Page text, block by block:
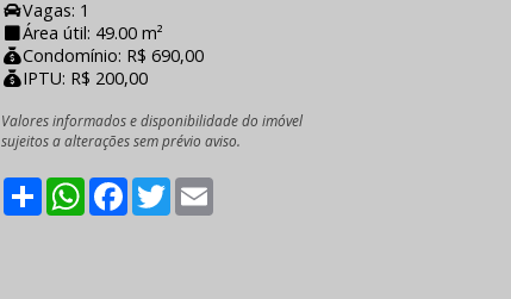
Vagas: 1
Área útil: 49.00 m²
Condomínio: R$ 690,00
IPTU: R$ 200,00
Valores informados e disponibilidade do imóvel
sujeitos a alterações sem prévio aviso.
ShareWhatsApp
Facebook
Twitter